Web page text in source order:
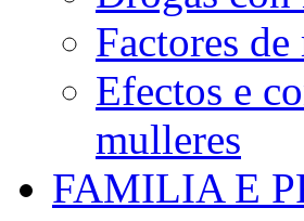
Factores
Efectos e
mulleres
FAMILIA E